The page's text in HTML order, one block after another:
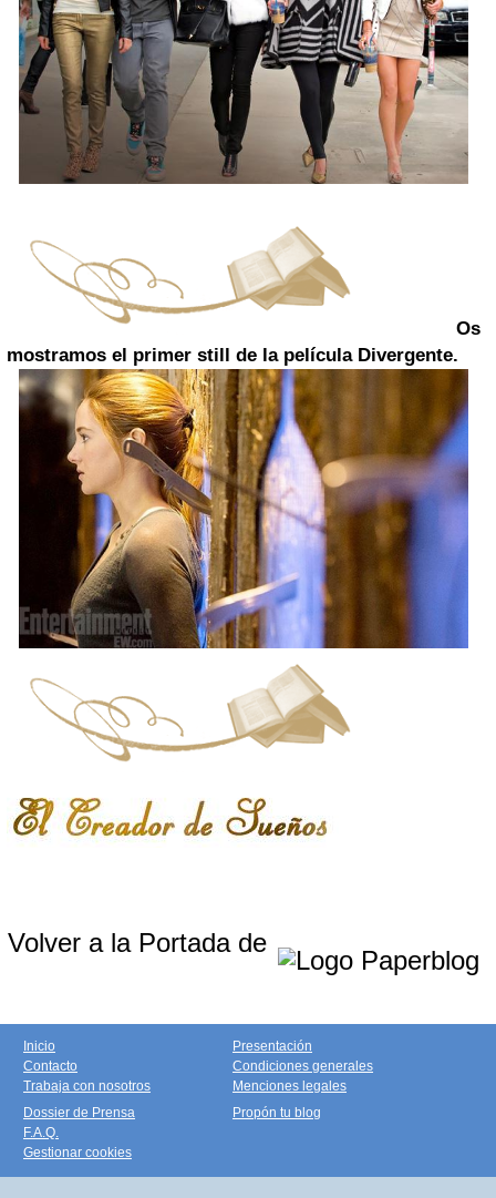
Os
mostramos el primer still de la película Divergente.
Volver a la Portada de
Inicio
Contacto
Trabaja con nosotros
Presentación
Condiciones generales
Menciones legales
Dossier de Prensa
F.A.Q.
Gestionar cookies
Propón tu blog